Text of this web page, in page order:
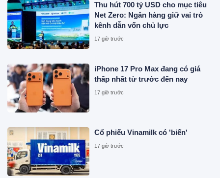
Thu hút 700 tỷ USD cho mục tiêu
Net Zero: Ngân hàng giữ vai trò
kênh dẫn vốn chủ lực
17 giờ trước
iPhone 17 Pro Max đang có giá
thấp nhất từ trước đến nay
17 giờ trước
Cổ phiếu Vinamilk có 'biến'
17 giờ trước